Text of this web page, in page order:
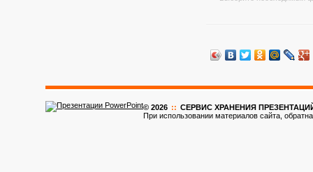
© 2026 :: CЕРВИС ХРАНЕНИЯ ПРЕЗЕНТАЦИЙ
При использовании материалов сайта,